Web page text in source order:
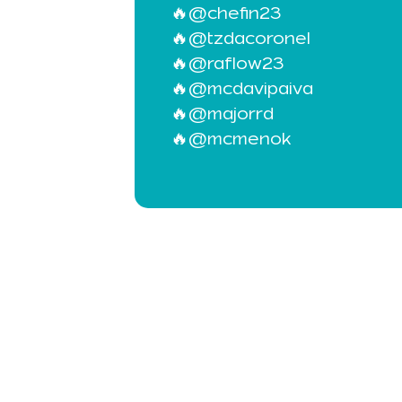
🔥@chefin23
🔥@tzdacoronel
🔥@raflow23
🔥@mcdavipaiva
🔥@majorrd
🔥@mcmenok